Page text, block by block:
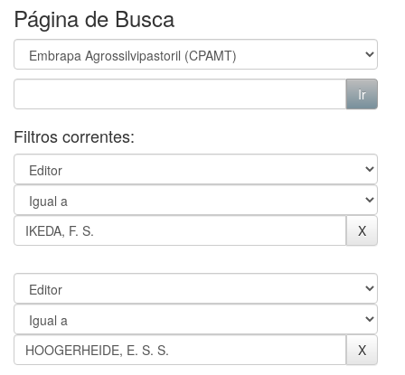
Página de Busca
Filtros correntes: